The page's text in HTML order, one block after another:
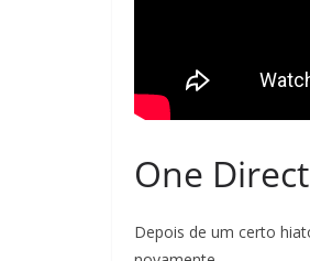
One
Depois de um certo